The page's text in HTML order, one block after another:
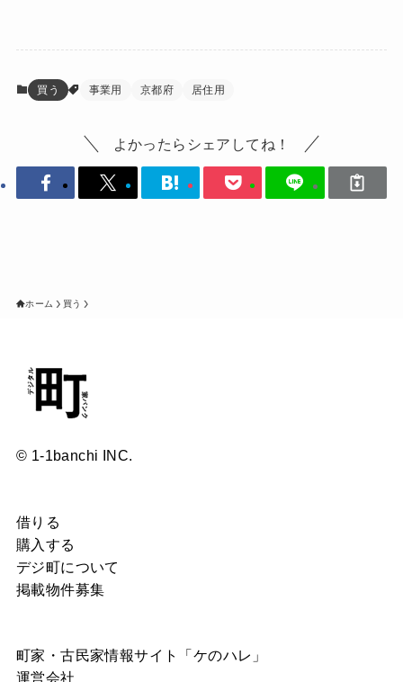
買う 事業用 京都府 居住用
よかったらシェアしてね！
ホーム 買う
© 1-1banchi INC.
借りる
購入する
デジ町について
掲載物件募集
町家・古民家情報サイト「ケのハレ」
運営会社